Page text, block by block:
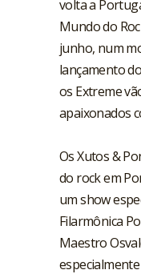
volta a
Mundo do
junho, num
lançamento
os Extreme
apaixonados
Os Xutos &
do rock em
um show
Filarmônica
Maestro